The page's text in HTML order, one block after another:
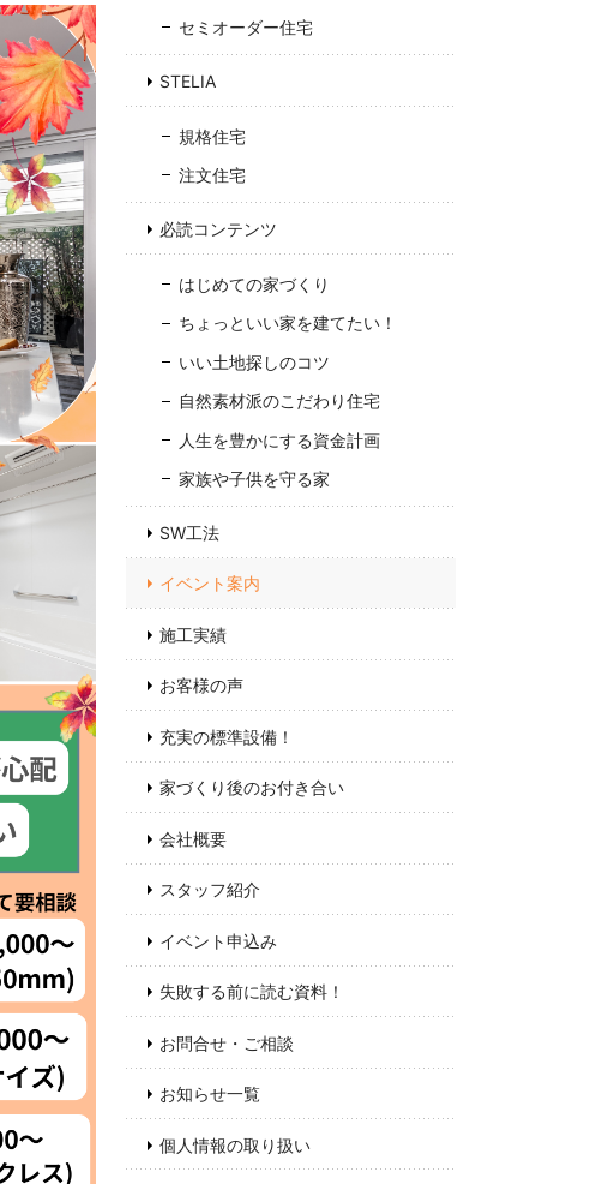
セミオーダー住宅
STELIA
規格住宅
注文住宅
必読コンテンツ
はじめての家づくり
ちょっといい家を建てたい！
いい土地探しのコツ
自然素材派のこだわり住宅
人生を豊かにする資金計画
家族や子供を守る家
SW工法
イベント案内
施工実績
お客様の声
充実の標準設備！
家づくり後のお付き合い
会社概要
スタッフ紹介
イベント申込み
失敗する前に読む資料！
お問合せ・ご相談
お知らせ一覧
個人情報の取り扱い